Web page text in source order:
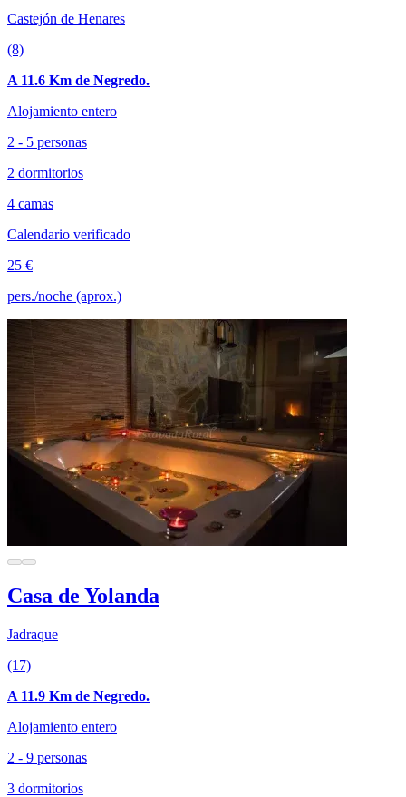
Castejón de Henares
(8)
A 11.6 Km de Negredo.
Alojamiento entero
2 - 5 personas
2 dormitorios
4 camas
Calendario verificado
25 €
pers./noche (aprox.)
Casa de Yolanda
Jadraque
(17)
A 11.9 Km de Negredo.
Alojamiento entero
2 - 9 personas
3 dormitorios